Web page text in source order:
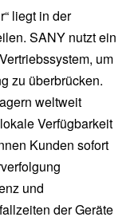
liegt in der
SANY nutzt ein
um
zu überbrücken.
weltweit
Verfügbarkeit
Kunden sofort
und
der Geräte